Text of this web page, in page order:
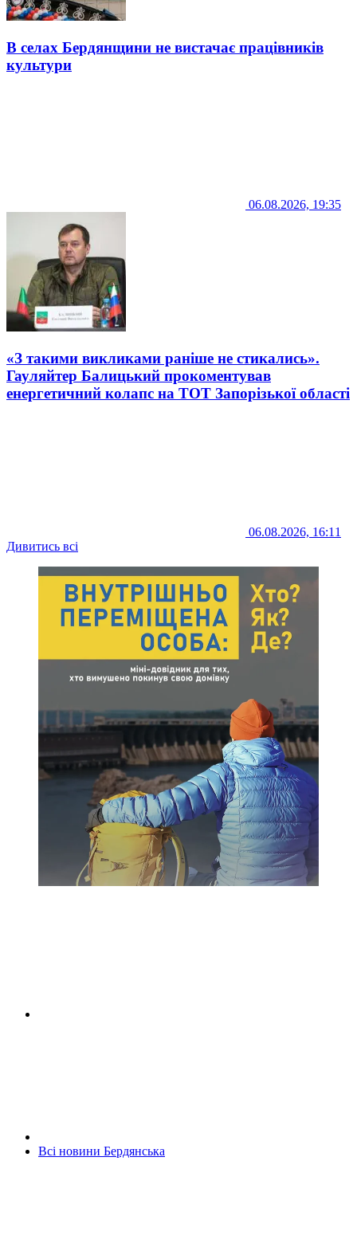
В селах Бердянщини не вистачає працівників
культури
06.08.2026, 19:35
«З такими викликами раніше не стикались».
Гауляйтер Балицький прокоментував
енергетичний колапс на ТОТ Запорізької області
06.08.2026, 16:11
Дивитись всі
Всі новини Бердянська